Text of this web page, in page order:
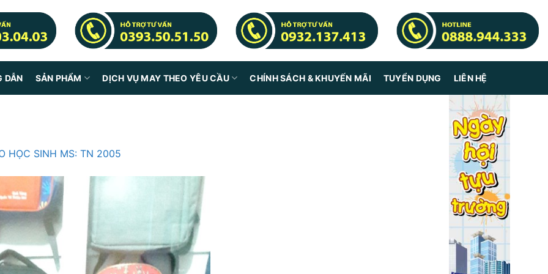
DẪN SẢN PHẨM DỊCH VỤ MAY THEO YÊU CẦU CHÍNH SÁCH & KHUYẾN MÃI TUYỂN DỤNG LIÊN HỆ
HỌC SINH MS: TN 2005